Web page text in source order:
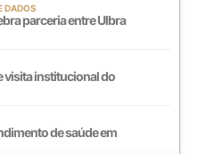
DADOS
parceria entre Ulbra
visita institucional do
de saúde em